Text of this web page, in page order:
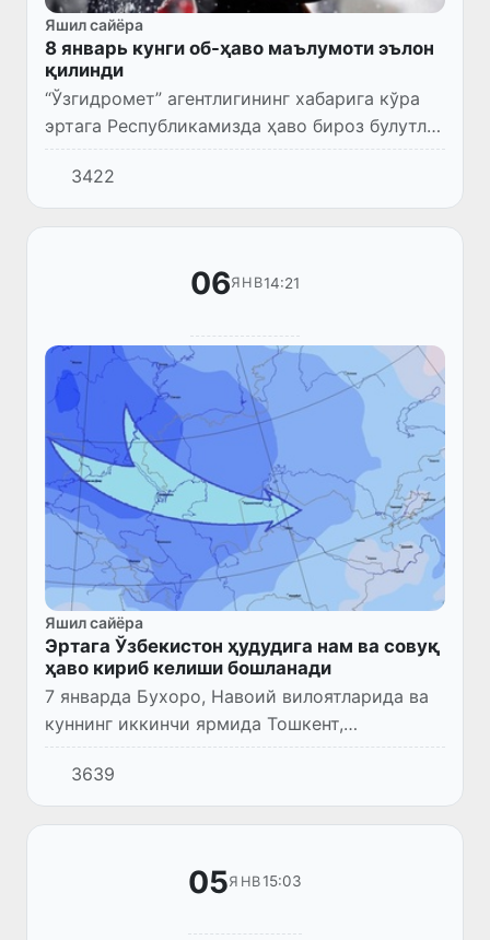
Яшил сайёра
8 январь кунги об-ҳаво маълумоти эълон
қилинди
“Ўзгидромет” агентлигининг хабарига кўра
эртага Республикамизда ҳаво бироз булутли
бўлади, кечаси ва эрталаб баъзи жойларда
қор ёғиши мумкин.
3422
06ЯНВ14:21
Яшил сайёра
Эртага Ўзбекистон ҳудудига нам ва совуқ
ҳаво кириб келиши бошланади
7 январда Бухоро, Навоий вилоятларида ва
куннинг иккинчи ярмида Тошкент,
Самарқанд, Жиззах, Сирдарё вилоятларида
баъзи жойларда ёғингарчилик (ёмғир, қор)
бўлади.
3639
05ЯНВ15:03